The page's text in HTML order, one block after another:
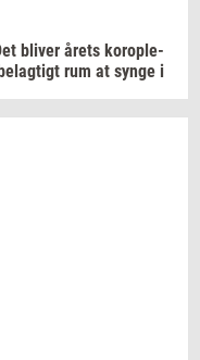
bli­ver årets kor­o­p­le­
rum at synge i